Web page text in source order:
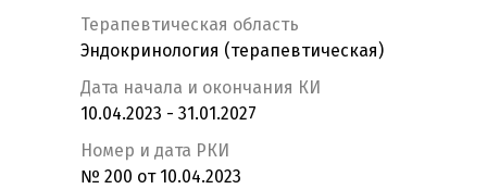
Терапевтическая область
Эндокринология (терапевтическая)
Дата начала и окончания КИ
10.04.2023 - 31.01.2027
Номер и дата РКИ
№ 200 от 10.04.2023